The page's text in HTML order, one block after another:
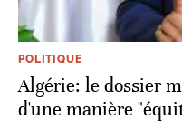
POLITIQUE
Algérie: le dossier
d'une manière